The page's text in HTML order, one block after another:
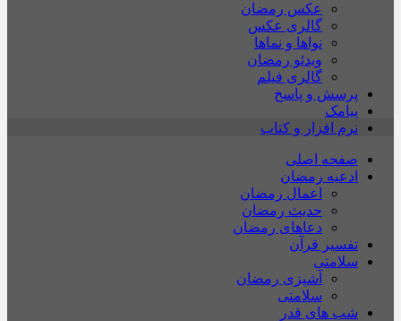
عکس رمضان
گالری عکس
نواها و نماها
ویدئو رمضان
گالری فیلم
پرسش و پاسخ
پیامک
نرم افزار و کتاب
صفحه اصلی
ادعیه رمضان
اعمال رمضان
حدیث رمضان
دعاهای رمضان
تفسیر قرآن
سلامتی
آشپزی رمضان
سلامتی
شب های قدر